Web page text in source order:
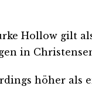
Hollow gilt
in
höher als